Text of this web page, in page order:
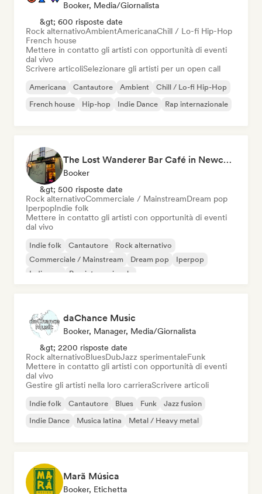
Booker, Media/Giornalista
&gt; 600 risposte date
Rock alternativoAmbientAmericanaChill / Lo-fi Hip-Hop
French house
Mettere in contatto gli artisti con opportunità di eventi
dal vivo
Scrivere articoliSelezionare gli artisti per un open call
Americana Cantautore Ambient
Chill / Lo-fi Hip-Hop
French house
Hip-hop Indie Dance Rap internazionale
The Lost Wanderer Bar Café in Newcastle
Booker
&gt; 500 risposte date
Rock alternativoCommerciale / MainstreamDream pop
IperpopIndie folk
Mettere in contatto gli artisti con opportunità di eventi
dal vivo
Indie folk Cantautore
Rock alternativo
Commerciale / Mainstream
Dream pop
Iperpop
Indie pop
Pop internazionale
daChance Music
Booker, Manager, Media/Giornalista
&gt; 2200 risposte date
Rock alternativoBluesDubJazz sperimentaleFunk
Mettere in contatto gli artisti con opportunità di eventi
dal vivo
Gestire gli artisti nella loro carrieraScrivere articoli
Indie folk Cantautore Blues Funk
Jazz fusion
Indie Dance
Musica latina Metal / Heavy metal
Marã Música
Booker, Etichetta